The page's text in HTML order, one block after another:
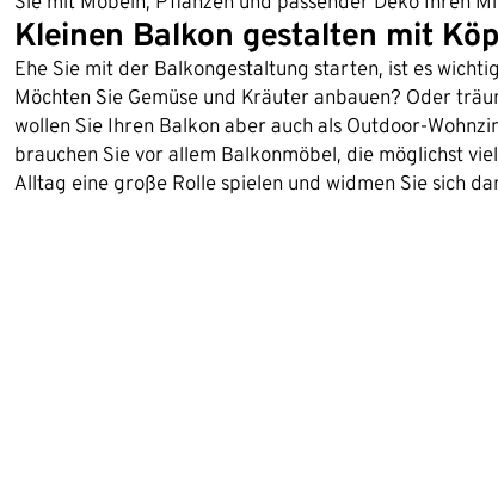
Kleinen Balkon gestalten mit
Ehe Sie mit der Balkongestaltung starten, ist es
Möchten Sie Gemüse und Kräuter anbauen? Oder
wollen Sie Ihren Balkon aber auch als Outdoor-
brauchen Sie vor allem Balkonmöbel, die möglichst
Alltag eine große Rolle spielen und widmen Sie sich